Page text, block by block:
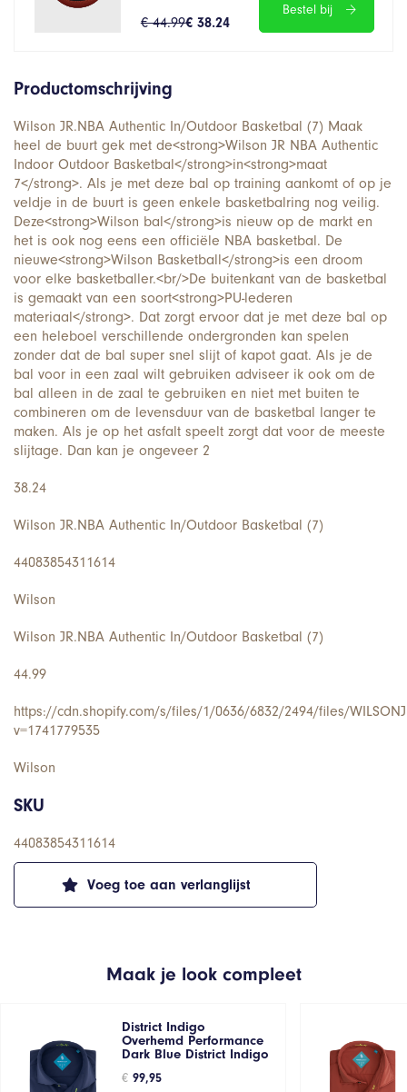
€ 44.99€ 38.24
Bestel bij
Voeg toe aan verlanglijst
Productomschrijving
Wilson JR.NBA Authentic In/Outdoor Basketbal (7) Maak
heel de buurt gek met de<strong>Wilson JR NBA Authentic
Indoor Outdoor Basketbal</strong>in<strong>maat
7</strong>. Als je met deze bal op training aankomt of op je
veldje in de buurt is geen enkele basketbalring nog veilig.
Deze<strong>Wilson bal</strong>is nieuw op de markt en
het is ook nog eens een officiële NBA basketbal. De
nieuwe<strong>Wilson Basketball</strong>is een droom
voor elke basketballer.<br/>De buitenkant van de basketbal
is gemaakt van een soort<strong>PU-lederen
materiaal</strong>. Dat zorgt ervoor dat je met deze bal op
een heleboel verschillende ondergronden kan spelen
zonder dat de bal super snel slijt of kapot gaat. Als je de
bal voor in een zaal wilt gebruiken adviseer ik ook om de
bal alleen in de zaal te gebruiken en niet met buiten te
combineren om de levensduur van de basketbal langer te
maken. Als je op het asfalt speelt zorgt dat voor de meeste
slijtage. Dan kan je ongeveer 2
38.24
Wilson JR.NBA Authentic In/Outdoor Basketbal (7)
44083854311614
Wilson
Wilson JR.NBA Authentic In/Outdoor Basketbal (7)
44.99
https://cdn.shopify.com/s/files/1/0636/6832/2494/files/
v=1741779535
Wilson
SKU
44083854311614
Maak je look compleet
District Indigo
Overhemd Performance
Dark Blue District Indigo
€ 99,95